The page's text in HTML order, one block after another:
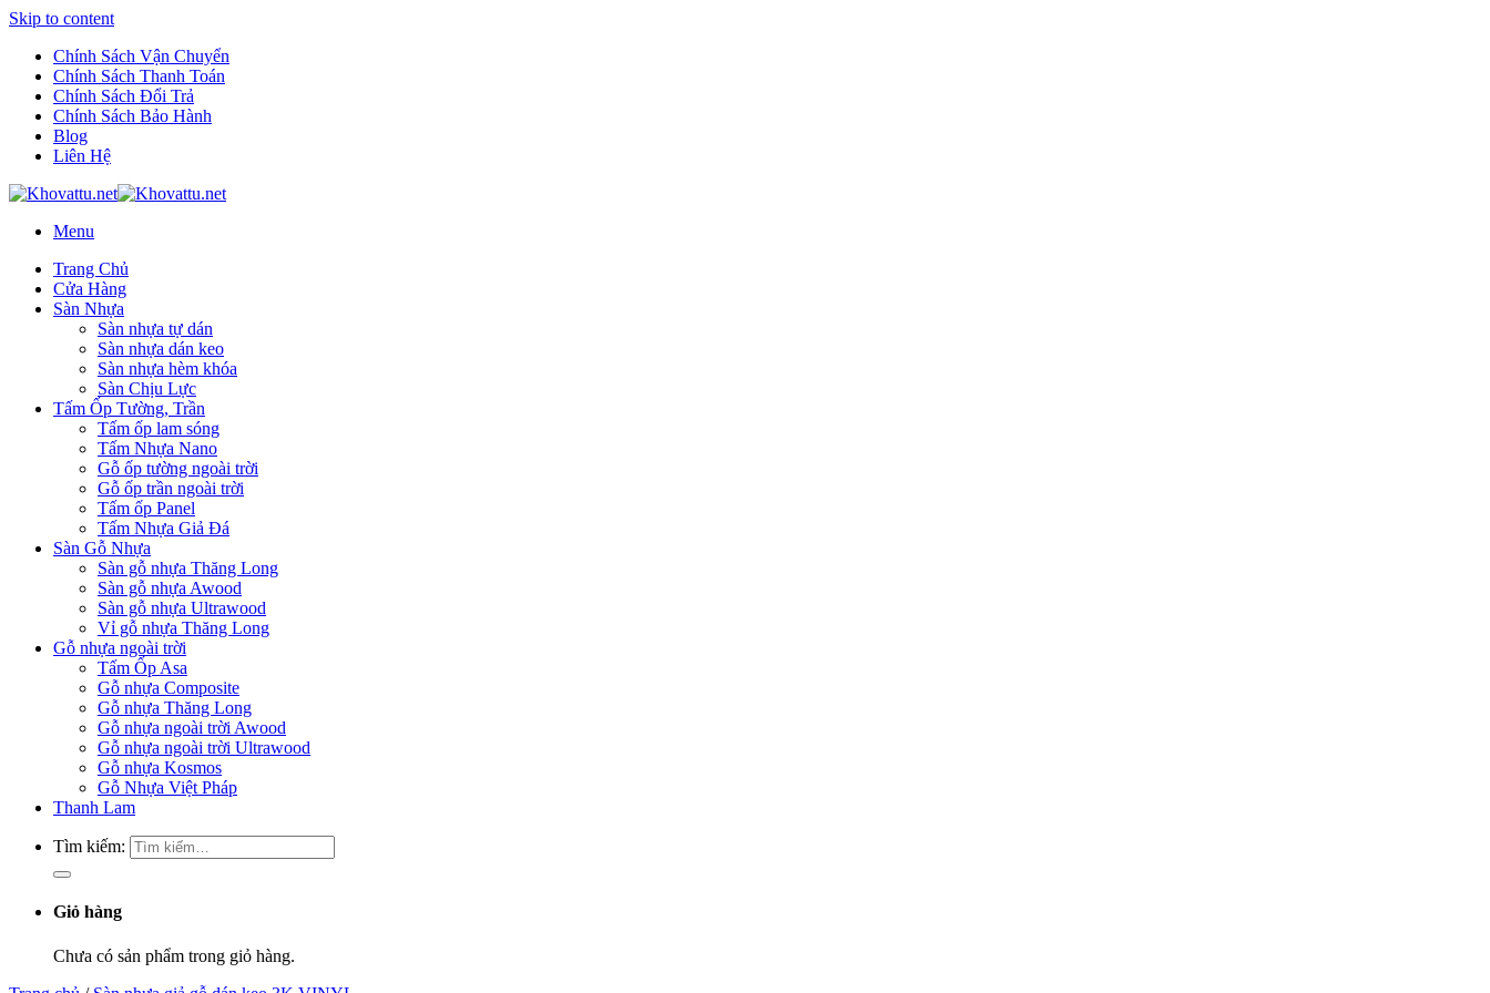
Skip to content
Chính Sách Vận Chuyển
Chính Sách Thanh Toán
Chính Sách Đổi Trả
Chính Sách Bảo Hành
Blog
Liên Hệ
Menu
Trang Chủ
Cửa Hàng
Sàn Nhựa
Sàn nhựa tự dán
Sàn nhựa dán keo
Sàn nhựa hèm khóa
Sàn Chịu Lực
Tấm Ốp Tường, Trần
Tấm ốp lam sóng
Tấm Nhựa Nano
Gỗ ốp tường ngoài trời
Gỗ ốp trần ngoài trời
Tấm ốp Panel
Tấm Nhựa Giả Đá
Sàn Gỗ Nhựa
Sàn gỗ nhựa Thăng Long
Sàn gỗ nhựa Awood
Sàn gỗ nhựa Ultrawood
Vỉ gỗ nhựa Thăng Long
Gỗ nhựa ngoài trời
Tấm Ốp Asa
Gỗ nhựa Composite
Gỗ nhựa Thăng Long
Gỗ nhựa ngoài trời Awood
Gỗ nhựa ngoài trời Ultrawood
Gỗ nhựa Kosmos
Gỗ Nhựa Việt Pháp
Thanh Lam
Tìm kiếm:
Giỏ hàng
Chưa có sản phẩm trong giỏ hàng.